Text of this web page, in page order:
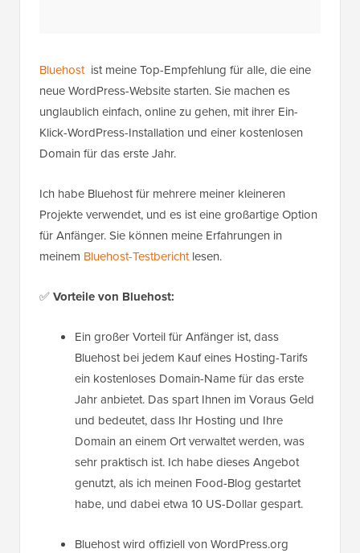
Bluehostist meine Top-Empfehlung für alle, die eine
neue WordPress-Website starten. Sie machen es
unglaublich einfach, online zu gehen, mit ihrer Ein-
Klick-WordPress-Installation und einer kostenlosen
Domain für das erste Jahr.
Ich habe Bluehost für mehrere meiner kleineren
Projekte verwendet, und es ist eine großartige Option
für Anfänger. Sie können meine Erfahrungen in
meinem Bluehost-Testberichtlesen.
✅Vorteile von Bluehost:
Ein großer Vorteil für Anfänger ist, dass
Bluehost bei jedem Kauf eines Hosting-Tarifs
ein kostenloses Domain-Name für das erste
Jahr anbietet. Das spart Ihnen im Voraus Geld
und bedeutet, dass Ihr Hosting und Ihre
Domain an einem Ort verwaltet werden, was
sehr praktisch ist. Ich habe dieses Angebot
genutzt, als ich meinen Food-Blog gestartet
habe, und dabei etwa 10 US-Dollar gespart.
Bluehost wird offiziell von WordPress.org